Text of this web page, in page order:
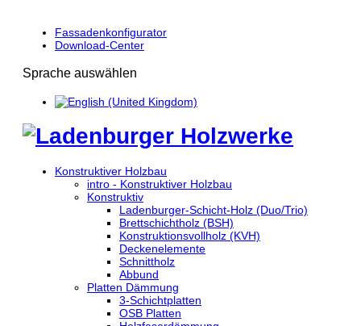
Fassadenkonfigurator
Download-Center
Sprache auswählen
Konstruktiver Holzbau
intro - Konstruktiver Holzbau
Konstruktiv
Ladenburger-Schicht-Holz (Duo/Trio)
Brettschichtholz (BSH)
Konstruktionsvollholz (KVH)
Deckenelemente
Schnittholz
Abbund
Platten Dämmung
3-Schichtplatten
OSB Platten